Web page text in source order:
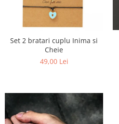
Set 2 bratari cuplu Inima si
Cheie
49,00 Lei